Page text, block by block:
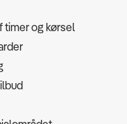
timer og kørsel